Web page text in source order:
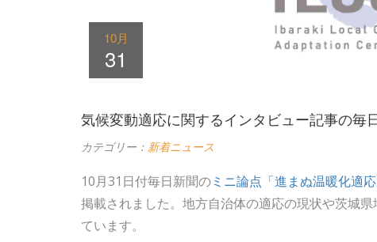
10月
31
気候変動適応に関するインタビュー記事の毎
カテゴリー： 新着ニュース
10月31日付毎日新聞のミニ論点「進まぬ温暖化適応
掲載されました。地方自治体の適応の現状や茨城
ています。